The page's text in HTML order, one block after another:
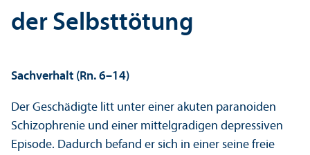
der Selbsttötung
Sachverhalt (Rn. 6–14)
Der Geschädigte litt unter einer akuten paranoiden
Schizophrenie und einer mittelgradigen depressiven
Episode. Dadurch befand er sich in einer seine freie